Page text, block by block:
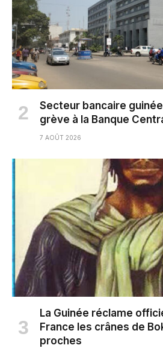
Secteur bancaire
grève à la Banque
7 AOÛT 2026
La Guinée réclame
France les crânes de
proches